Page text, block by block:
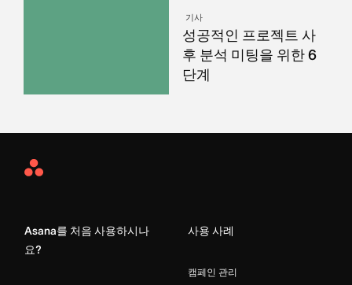
기사
성공적인 프로젝트 사
후 분석 미팅을 위한 6
단계
Asana
Asana를 처음 사용하시나
요?
사용 사례
캠페인 관리